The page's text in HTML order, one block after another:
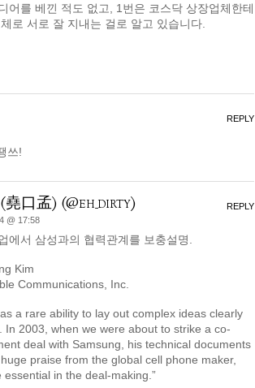
어를 베낀 적도 없고, 1번은 코스닥 상장업체한테
로 서로 잘 지내는 걸로 알고 있습니다.
쓰!
REPLY
口孟) (@eh_dirty)
@ 17:58
에서 삼성과의 협력관계를 보충설명.
Kim
Communications, Inc.
a rare ability to lay out complex ideas clearly
In 2003, when we were about to strike a co-
deal with Samsung, his technical documents
praise from the global cell phone maker,
essential in the deal-making.”
REPLY